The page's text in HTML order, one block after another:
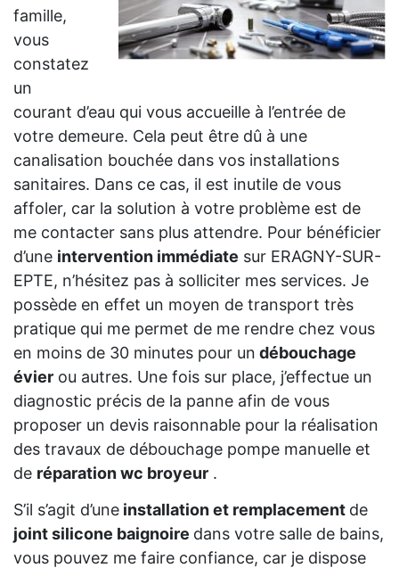
famille,
vous
constatez
un
courant d’eau qui vous accueille à l’entrée de
votre demeure. Cela peut être dû à une
canalisation bouchée dans vos installations
sanitaires. Dans ce cas, il est inutile de vous
affoler, car la solution à votre problème est de
me contacter sans plus attendre. Pour bénéficier
d’une intervention immédiate sur ERAGNY-SUR-
EPTE, n’hésitez pas à solliciter mes services. Je
possède en effet un moyen de transport très
pratique qui me permet de me rendre chez vous
en moins de 30 minutes pour un débouchage
évier ou autres. Une fois sur place, j’effectue un
diagnostic précis de la panne afin de vous
proposer un devis raisonnable pour la réalisation
des travaux de débouchage pompe manuelle et
de réparation wc broyeur .
S’il s’agit d’une installation et remplacement de
joint silicone baignoire dans votre salle de bains,
vous pouvez me faire confiance, car je dispose